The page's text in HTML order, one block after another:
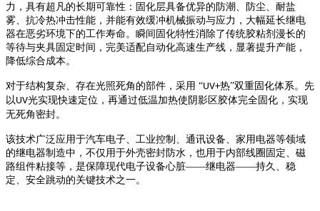
力，具有超凡的长期可靠性：固化层具备优异的防潮、防尘、耐盐
雾、抗冷热冲击性能，并能有效缓冲机械振动与应力，大幅延长继电
器在恶劣环境下的工作寿命。瞬间固化特性消除了传统胶粘剂漫长的
等待与夹具固定时间，完美适配自动化高速生产线，显著提升产能，
降低综合成本。
对于结构复杂、存在光照死角的部件，采用 “UV+热”双重固化体系。先
以 UV光实现快速定位，再通过低温加热使阴影区胶体完全固化，实现
无死角密封。
该技术广泛应用于汽车电子、工业控制、通讯设备、家用电器等领域
的继电器制造中，不仅用于外壳密封防水，也用于内部线圈固定、磁
路组件粘接等，是保障现代电子设备心脏——继电器——持久、稳
定、安全跳动的关键技术之一。